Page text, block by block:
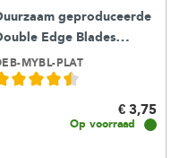
geproduceerde
Edge Blades
10st
MYBL-PLAT
€ 3,75
Op voorraad